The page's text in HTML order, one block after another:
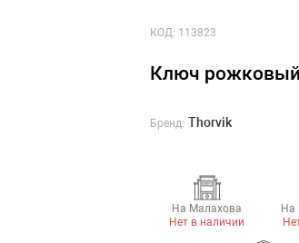
КОД: 113823
Ключ рожковый
Бренд: Thorvik
На Малахова
Нет в наличии
На